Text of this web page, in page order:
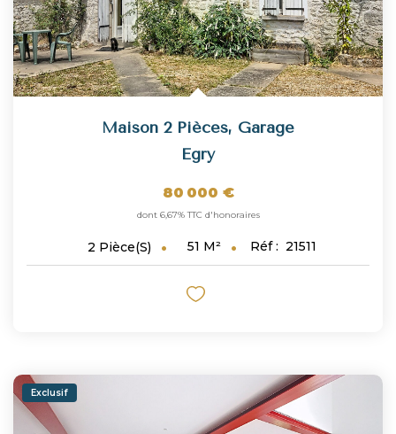
Maison 2 Pièces, Garage
Egry
80 000 €
dont 6,67% TTC d'honoraires
2 Pièce(s) 51 M² Réf : 21511
Exclusif